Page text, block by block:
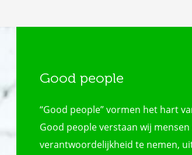
Good people
“Good people” vormen het hart
Good people verstaan wij
verantwoordelijkheid te nemen,